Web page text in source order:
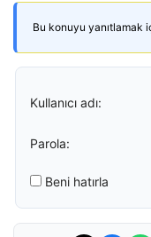
Bu konuyu yanıtlamak
Kullanıcı adı:
Parola:
Beni hatırla